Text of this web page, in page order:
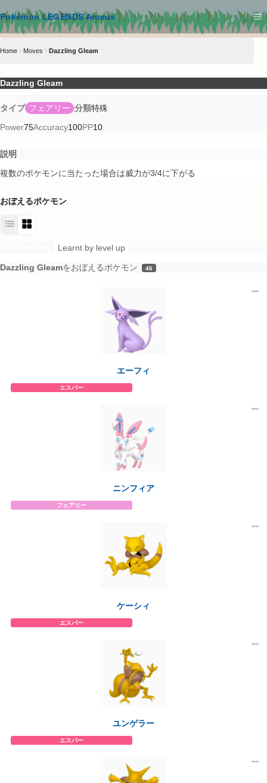
Pokémon LEGENDS Arceus
メインコンテンツへスキップ
Home Moves Dazzling Gleam
Dazzling Gleam
タイプ フェアリー 分類特殊
Power75Accuracy100PP10
説明
複数のポケモンに当たった場合は威力が3/4に下がる
おぼえるポケモン
Learnt by level up
Dazzling Gleamをおぼえるポケモン 46
エーフィ
エスパー
ニンフィア
フェアリー
ケーシィ
エスパー
ユンゲラー
エスパー